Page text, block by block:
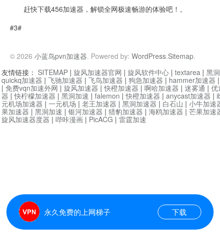
赶快下载456加速器，解锁全网极速畅游的体验吧！。
#3#
© 2026 小蓝鸟pvn加速器. Powered by: WordPress.Sitemap.
永久免费的上网梯子 下载
友情链接： SITEMAP | 旋风加速器官网 | 旋风软件中心 | textarea | 黑
quickq加速器 | 飞驰加速器 | 飞鸟加速器 | 狗急加速器 | hammer加速器
| 免费vqn加速外网 | 旋风加速器 |快橙加速器 | 啊哈加速器 | 迷雾通 | 优
器 |快柠檬加速器 | 黑洞加速 | falemon |快橙加速器 | anycast加速器 |
元机场加速器 | 一元机场 | 老王加速器 | 黑洞加速器 | 白石山 | 小牛加速
果加速器 | 黑洞加速 | 银河加速器 | 猎豹加速器 | 海鸥加速器 | 芒果加速
旋风加速器度器 | 哔咔漫画 | PicACG | 雷霆加速